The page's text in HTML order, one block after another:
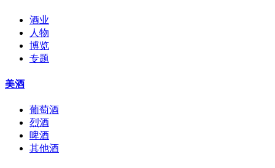
酒业
人物
博览
专题
美酒
葡萄酒
烈酒
啤酒
其他酒